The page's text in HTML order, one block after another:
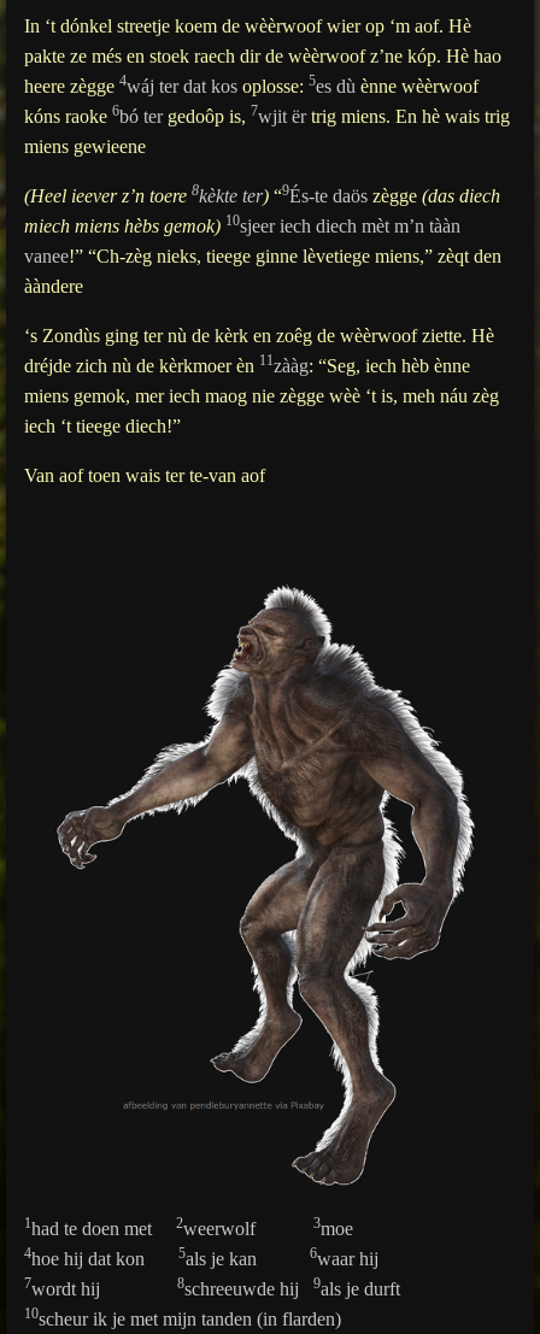
In ‘t dónkel streetje koem de wèèrwoof wier op ‘m aof. Hè
pakte ze més en stoek raech dir de wèèrwoof z’ne kóp. Hè hao
heere zègge 4wáj ter dat kos oplosse: 5es dù ènne wèèrwoof
kóns raoke 6bó tergedoôp is, 7wjit ërtrig miens. En hè wais trig
miens gewieene
(Heel ieever z’n toere 8kèkte ter) “9És-te daös zègge (das diech
miech miens hèbs gemok) 10sjeer iech diech mèt m’n tààn
vanee!” “Ch-zèg nieks, tieege ginne lèvetiege miens,” zèqt den
ààndere
‘s Zondùs ging ter nù de kèrk en zoêg de wèèrwoof ziette. Hè
dréjde zich nù de kèrkmoer èn 11zààg: “Seg, iech hèb ènne
miens gemok, mer iech maog nie zègge wèè ‘t is, meh náu zèg
iech ‘t tieege diech!”
Van aof toen wais ter te-van aof
1had te doen met 2weerwolf 3moe
4hoe hij dat kon 5als je kan 6waar hij
7wordt hij 8schreeuwde hij 9als je durft
10scheur ik je met mijn tanden (in flarden)